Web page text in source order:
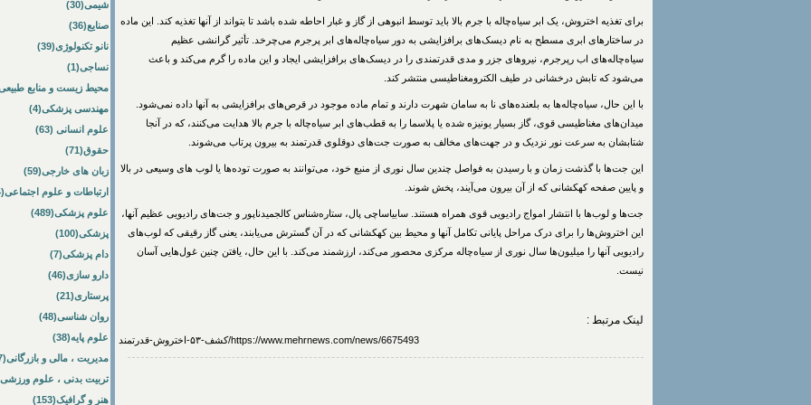
برای تغذیه اختروش، یک ابر سیاه‌چاله با جرم بالا باید توسط انبوهی از گاز و غبار احاطه شده باشد تا بتواند از آنها تغذیه کند. این ماده
در ساختارهای ابری مسطح به نام دیسک‌های برافزایشی به دور سیاه‌چاله‌های ابر پرجرم می‌چرخد. تأثیر گرانشی عظیم
سیاه‌چاله‌های اب رپرجرم، نیروهای جزر و مدی قدرتمندی را در دیسک‌های برافزایشی ایجاد و این ماده را گرم می‌کند و باعث
می‌شود که تابش درخشانی در طیف الکترومغناطیسی منتشر کند.
با این حال، سیاه‌چاله‌ها به بلعنده‌های نا به سامان شهرت دارند و تمام ماده موجود در قرص‌های برافزایشی به آنها داده نمی‌شود.
میدان‌های مغناطیسی قوی، گاز بسیار یونیزه شده یا پلاسما را به قطب‌های ابر سیاه‌چاله با جرم بالا هدایت می‌کنند، که در آنجا
شتابشان به سرعت نور نزدیک و در جهت‌های مخالف به صورت جت‌های دوقلوی قدرتمند به بیرون پرتاب می‌شوند.
این جت‌ها با گذشت زمان و با رسیدن به فواصل چندین سال نوری از منبع خود، می‌توانند به صورت توده‌ها یا لوب های وسیعی در بالا
و پایین صفحه کهکشانی که از آن بیرون می‌آیند، پخش شوند.
جت‌ها و لوب‌ها با انتشار امواج رادیویی قوی همراه هستند. سابیاساچی پال، ستاره‌شناس کالجمیدناپور و جت‌های رادیویی عظیم آنها،
این اختروش‌ها را برای درک مراحل پایانی تکامل آنها و محیط بین کهکشانی که در آن گسترش می‌یابند، یعنی گاز رقیقی که لوب‌های
رادیویی آنها را میلیون‌ها سال نوری از سیاه‌چاله مرکزی محصور می‌کند، ارزشمند می‌کند. با این حال، یافتن چنین غول‌هایی آسان
نیست.
لینک مرتبط :
https://www.mehrnews.com/news/6675493/کشف-۵۳-اختروش-قدرتمند
شیمی(30)
صنایع(36)
نانو تکنولوژی(39)
نساجی(1)
محیط زیست و منابع
مهندسی پزشکی(4)
علوم انسانی (63)
حقوق(71)
زبان های خارجی(59)
ارتباطات و علوم اجتماعی(84)
علوم پزشکی(489)
پزشکی(100)
دام پزشکی(7)
دارو سازی(46)
پرستاری(21)
روان شناسی(48)
علوم پایه(38)
مدیریت ، مالی و بازرگانی(57)
تربیت بدنی ، علوم
هنر و گرافیک(153)